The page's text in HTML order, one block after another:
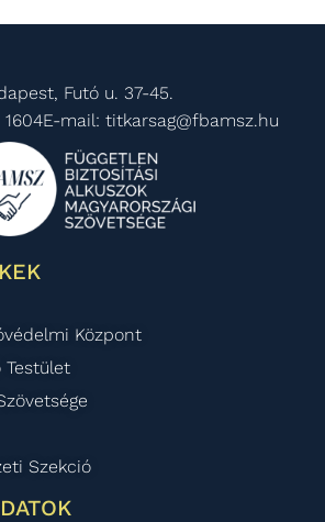
Futó u. 37-45.
1604E-mail: titkarsag@fbamsz.hu
Központ
Testület
Szekció